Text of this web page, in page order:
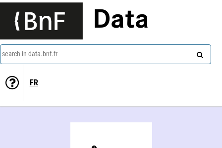
Data
search in data.bnf.fr
FR